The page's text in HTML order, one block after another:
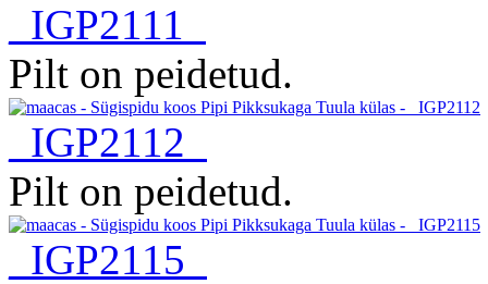
_IGP2111
Pilt on peidetud.
_IGP2112
Pilt on peidetud.
_IGP2115